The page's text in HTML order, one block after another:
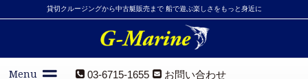
貸切クルージングから中古艇販売まで 船で遊ぶ楽しさをもっと身近に
Menu 03-6715-1655 お問い合わせ